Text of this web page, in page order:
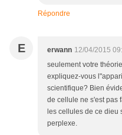
Répondre
E erwann 12/04/2015
seulement votre
expliquez-vous
scientifique? Bien
de cellule ne s'est pas
les cellules de ce dieu
perplexe.